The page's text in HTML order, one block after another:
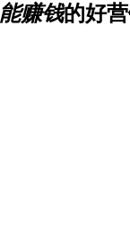
能赚钱的好